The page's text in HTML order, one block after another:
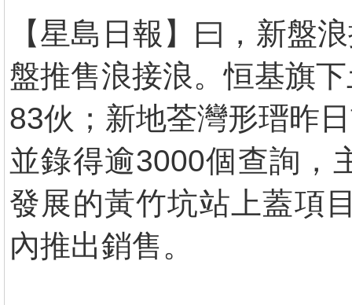
【星島日報】曰，新盤
盤推售浪接浪。恒基旗
83伙；新地荃灣形瑨昨
並錄得逾3000個查詢，
發展的黃竹坑站上蓋項
內推出銷售。